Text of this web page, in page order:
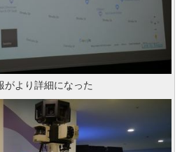
がより詳細になった